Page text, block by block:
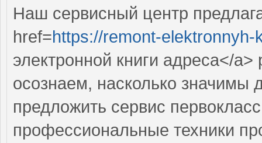
Наш сервисный центр
href=https://remont-elektronnyh-
электронной книги адреса</
осознаем, насколько значимы
предложить сервис
профессиональные техники